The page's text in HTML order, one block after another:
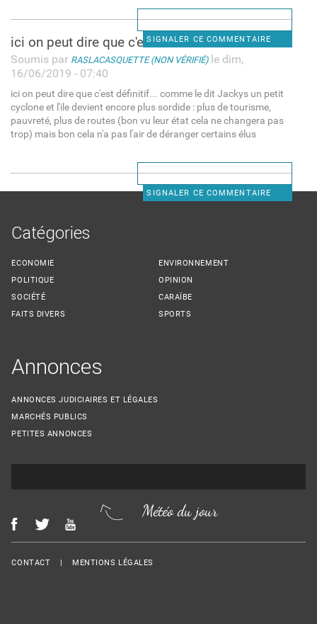
SIGNALER CE COMMENTAIRE
ici on peut dire que c'est
Soumis par RASLACASQUETTE (NON VÉRIFIÉ)le dim,
16/06/2019 - 07:40
ici on peut dire que c'est définitif... comme le dit Jackys un petit
cyclone et l'ile devient encore plus sordide : plus de tourisme,
pauvreté, plus de routes (bon vu leur état cela ne changera pas
trop) mais bon cela n'a pas l'air de déranger certains élus
SIGNALER CE COMMENTAIRE
Catégories
ECONOMIE
POLITIQUE
SOCIÉTÉ
FAITS DIVERS
ENVIRONNEMENT
OPINION
CARAÏBE
SPORTS
Annonces
ANNONCES JUDICIAIRES ET LÉGALES
MARCHÉS PUBLICS
PETITES ANNONCES
Météo du jour
Menu Footer
CONTACT MENTIONS LÉGALES